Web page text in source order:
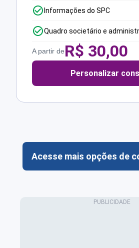
Informações do SPC
Quadro societário e
A partir deR$ 30,00
Personalizar
Acesse mais opções de